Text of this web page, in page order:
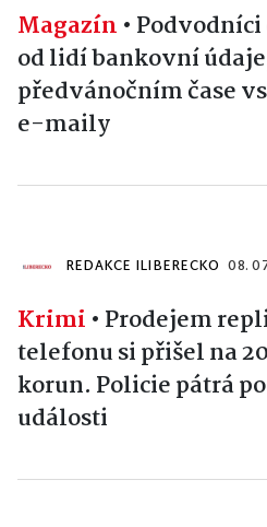
Magazín •
od lidí bankovní
předvánočním čase
e-maily
REDAKCE ILIBERECKO 08.
Krimi • Prodejem
telefonu si přišel na
korun. Policie pátrá
události